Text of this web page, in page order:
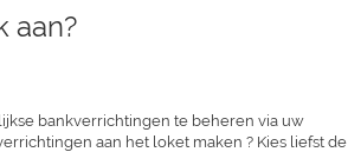
aan?
bankverrichtingen te beheren via uw
aan het loket maken ? Kies liefst de